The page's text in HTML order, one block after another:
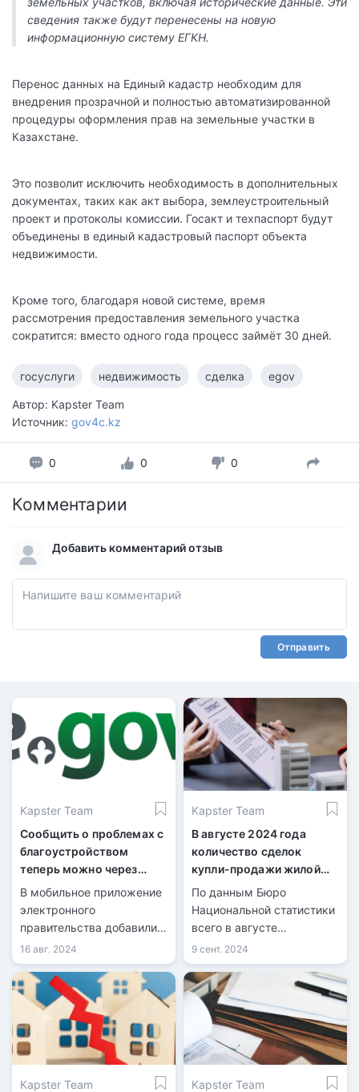
сведения также будут перенесены на новую
информационную систему ЕГКН.
Перенос данных на Единый кадастр необходим для
внедрения прозрачной и полностью автоматизированной
процедуры оформления прав на земельные участки в
Казахстане.
Это позволит исключить необходимость в дополнительных
документах, таких как акт выбора, землеустроительный
проект и протоколы комиссии. Госакт и техпаспорт будут
объединены в единый кадастровый паспорт объекта
недвижимости.
Кроме того, благодаря новой системе, время
рассмотрения предоставления земельного участка
сократится: вместо одного года процесс займёт 30 дней.
госуслуги недвижимость сделка egov
Автор: Kapster Team
Источник: gov4c.kz
0 0 0
Комментарии
Добавить комментарий отзыв
Отправить
Kapster Team
Сообщить о проблемах с
благоустройством
теперь можно через
eGov Mobile
В мобильное приложение
электронного
правительства добавили
сервис «Таза Қазақстан».
16 авг. 2024
Kapster Team
В августе 2024 года
количество сделок
купли-продажи жилой
недвижимости
увеличилось на 1,8%
По данным Бюро
Национальной статистики
всего в августе
количество
зарегистрированных
сделок купли-продажи
жилья составило 40 832,
из них 8 981 по
индивидуальным домам и
31 851 по квартирам в
многоквартирных домах.
9 сент. 2024
Kapster Team
Kapster Team